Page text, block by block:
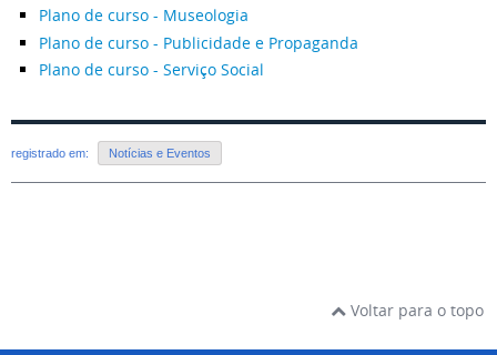
Plano de curso - Museologia
Plano de curso - Publicidade e Propaganda
Plano de curso - Serviço Social
registrado em: Notícias e Eventos
Voltar para o topo